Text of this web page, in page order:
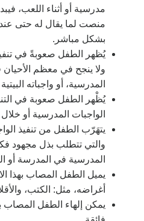
مدرسية أو أثناء اللعب،
منصت لما يقال له حتى
بشكل مباشر.
يُظهر الطفل صعوبةً في تنفيذ
ولا ينجح في معظم الأحيان
المدرسية، أو واجباته
يُظْهر الطفل صعوبة في
الواجبات المدرسية أو
يتهَرّب الطفل من تنفيذ
والتي تتطلب بذل مجهود
المدرسية في المدرسة أو
يميل الطفل المصاب بهذا
أغراضه، مثل: الكتب،
يمكن إلهاء الطفل المصاب